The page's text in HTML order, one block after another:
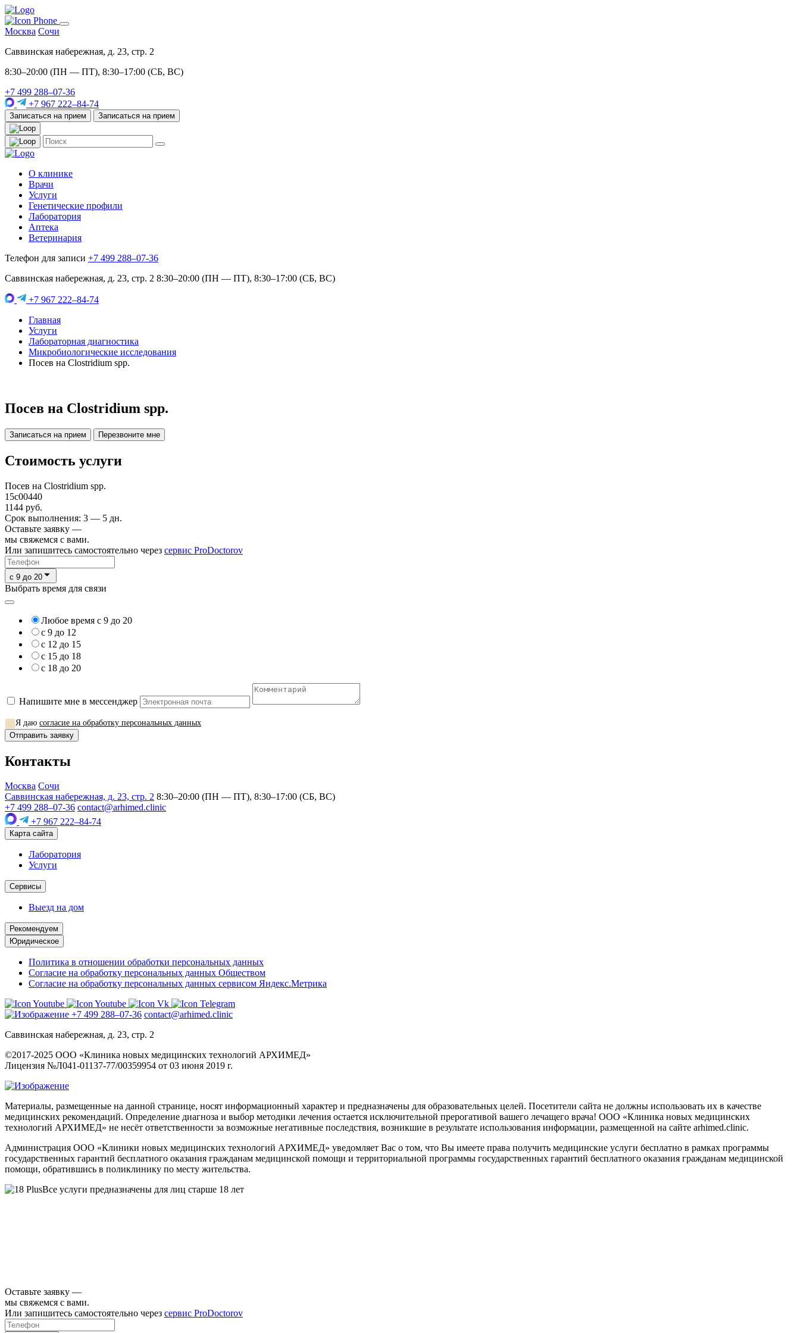
Москва Сочи
Саввинская набережная, д. 23, стр. 2
8:30–20:00 (ПН — ПТ), 8:30–17:00 (СБ, ВС)
+7 499 288–07-36
+7 967 222–84-74
Записаться на прием Записаться на прием
О клинике
Врачи
Услуги
Генетические профили
Лаборатория
Аптека
Ветеринария
Телефон для записи +7 499 288–07-36
Саввинская набережная, д. 23, стр. 2 8:30–20:00 (ПН — ПТ), 8:30–17:00 (СБ, ВС)
+7 967 222–84-74
Главная
Услуги
Лабораторная диагностика
Микробиологические исследования
Посев на Clostridium spp.
Посев на Clostridium spp.
Записаться на прием Перезвоните мне
Стоимость услуги
Посев на Clostridium spp.
15c00440
1144 руб.
Срок выполнения: 3 — 5 дн.
Оставьте заявку —
мы свяжемся с вами.
Или запишитесь самостоятельно через сервис ProDoctorov
c 9 до 20
Выбрать время для связи
Любое время с 9 до 20
с 9 до 12
с 12 до 15
с 15 до 18
с 18 до 20
Напишите мне в мессенджер
Я даю согласие на обработку персональных данных
Отправить заявку
Контакты
Москва Сочи
Саввинская набережная, д. 23, стр. 2 8:30–20:00 (ПН — ПТ), 8:30–17:00 (СБ, ВС)
+7 499 288–07-36 contact@arhimed.clinic
+7 967 222–84-74
Карта сайта
Лаборатория
Услуги
Сервисы
Выезд на дом
Рекомендуем
Юридическое
Политика в отношении обработки персональных данных
Согласие на обработку персональных данных Обществом
Согласие на обработку персональных данных сервисом Яндекс.Метрика
+7 499 288–07-36 contact@arhimed.clinic
Саввинская набережная, д. 23, стр. 2
©2017-2025 ООО «Клиника новых медицинских технологий АРХИМЕД»
Лицензия №Л041-01137-77/00359954 от 03 июня 2019 г.
Материалы, размещенные на данной странице, носят информационный характер и предназначены для образовательных целей. Посетители сайта не должны использовать их в качестве
медицинских рекомендаций. Определение диагноза и выбор методики лечения остается исключительной прерогативой вашего лечащего врача! ООО «Клиника новых медицинских
технологий АРХИМЕД» не несёт ответственности за возможные негативные последствия, возникшие в результате использования информации, размещенной на сайте arhimed.clinic.
Администрация ООО «Клиники новых медицинских технологий АРХИМЕД» уведомляет Вас о том, что Вы имеете права получить медицинские услуги бесплатно в рамках программы
государственных гарантий бесплатного оказания гражданам медицинской помощи и территориальной программы государственных гарантий бесплатного оказания гражданам медицинской
помощи, обратившись в поликлинику по месту жительства.
Все услуги предназначены для лиц старше 18 лет
Оставьте заявку —
мы свяжемся с вами.
Или запишитесь самостоятельно через сервис ProDoctorov